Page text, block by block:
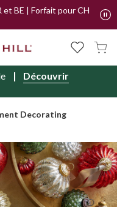
et BE | Forfait pour CH
Découvrir
Decorating